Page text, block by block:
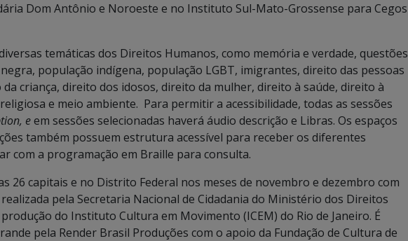
Dom Antônio e Noroeste e no Instituto Sul-Mato-Grossense para Cegos
temáticas dos Direitos Humanos, como memória e verdade, questões
população indígena, população LGBT, imigrantes, direito das pessoas
da criança, direito dos idosos, direito da mulher, direito à saúde, direito à
e meio ambiente. Para permitir a acessibilidade, todas as sessões
eem sessões selecionadas haverá áudio descrição e Libras. Os espaços
também possuem estrutura acessível para receber os diferentes
com a programação em Braille para consulta.
26 capitais e no Distrito Federal nos meses de novembro e dezembro com
pela Secretaria Nacional de Cidadania do Ministério dos Direitos
do Instituto Cultura em Movimento (ICEM) do Rio de Janeiro. É
pela Render Brasil Produções com o apoio da Fundação de Cultura de